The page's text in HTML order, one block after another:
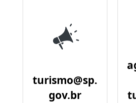
turismo@sp.
gov.br